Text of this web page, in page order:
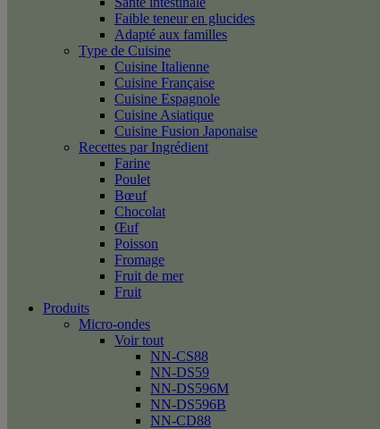
Faible teneur en glucides
Adapté aux familles
Type de Cuisine
Cuisine Italienne
Cuisine Française
Cuisine Espagnole
Cuisine Asiatique
Cuisine Fusion Japonaise
Recettes par Ingrédient
Farine
Poulet
Bœuf
Chocolat
Œuf
Poisson
Fromage
Fruit de mer
Fruit
Produits
Micro-ondes
Voir tout
NN-CS88
NN-DS59
NN-DS596M
NN-DS596B
NN-CD88